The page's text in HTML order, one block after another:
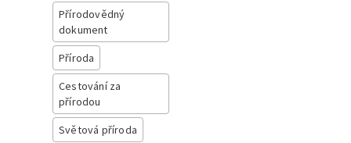
Přírodovědný
dokument
Příroda
Cestování za
přírodou
Světová příroda